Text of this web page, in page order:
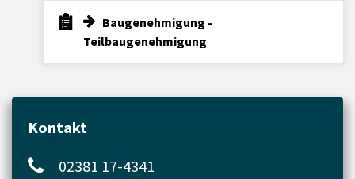
Baugenehmigung -
Teilbaugenehmigung
Kontakt
02381 17-4341